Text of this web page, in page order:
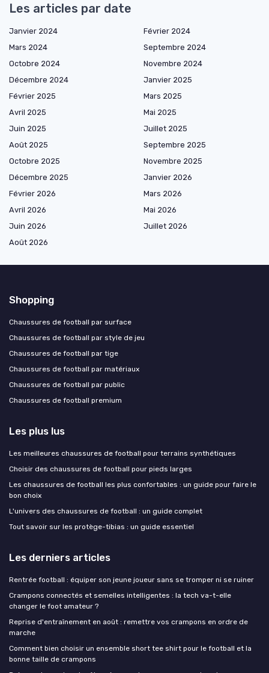
Les articles par date
Janvier 2024
Février 2024
Mars 2024
Septembre 2024
Octobre 2024
Novembre 2024
Décembre 2024
Janvier 2025
Février 2025
Mars 2025
Avril 2025
Mai 2025
Juin 2025
Juillet 2025
Août 2025
Septembre 2025
Octobre 2025
Novembre 2025
Décembre 2025
Janvier 2026
Février 2026
Mars 2026
Avril 2026
Mai 2026
Juin 2026
Juillet 2026
Août 2026
Shopping
Chaussures de football par surface
Chaussures de football par style de jeu
Chaussures de football par tige
Chaussures de football par matériaux
Chaussures de football par public
Chaussures de football premium
Les plus lus
Les meilleures chaussures de football pour terrains synthétiques
Choisir des chaussures de football pour pieds larges
Les chaussures de football les plus confortables : un guide pour faire le
bon choix
L'univers des chaussures de football : un guide complet
Tout savoir sur les protège-tibias : un guide essentiel
Les derniers articles
Rentrée football : équiper son jeune joueur sans se tromper ni se ruiner
Crampons connectés et semelles intelligentes : la tech va-t-elle
changer le foot amateur ?
Reprise d'entraînement en août : remettre vos crampons en ordre de
marche
Comment bien choisir un ensemble short tee shirt pour le football et la
bonne taille de crampons